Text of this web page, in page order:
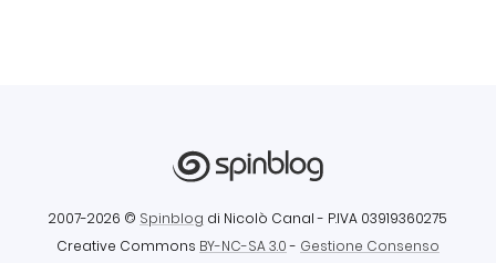
2007-2026 © Spinblog di Nicolò Canal - P.IVA 03919360275
Creative Commons BY-NC-SA 3.0- Gestione Consenso